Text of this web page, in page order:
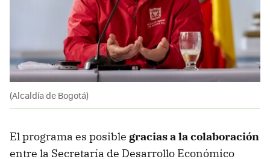
(Alcaldía de Bogotá)
El programa es posible gracias a la colaboración
entre la Secretaría de Desarrollo Económico